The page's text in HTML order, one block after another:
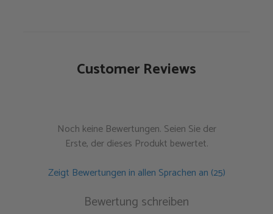
Customer Reviews
Noch keine Bewertungen. Seien Sie der
Erste, der dieses Produkt bewertet.
Zeigt Bewertungen in allen Sprachen an (25)
Bewertung schreiben